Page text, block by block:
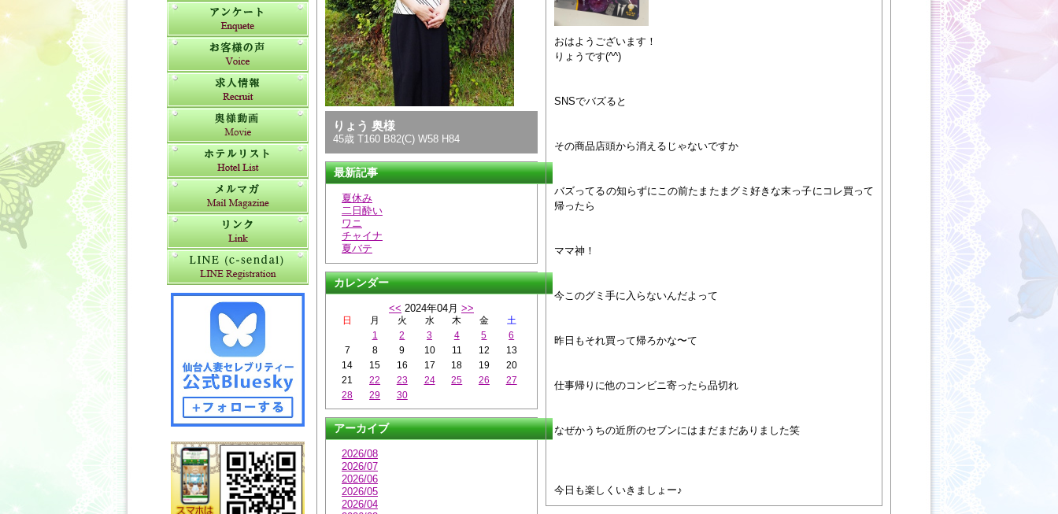
りょう 奥様
45歳 T160 B82(C) W58 H84
最新記事
夏休み
二日酔い
ワニ
チャイナ
夏バテ
カレンダー
<< 2024年04月 >>
日 月 火 水 木 金
土
1
2 3 4 5
6
7
8 9 10 11 12
13
14
15 16 17 18 19
20
21
22 23 24 25 26
27
28
29 30
アーカイブ
2026/08
2026/07
2026/06
2026/05
2026/04
おはようございます！
りょうです(^^)
SNSでバズると
その商品店頭から消えるじゃないですか
バズってるの知らずにこの前たまたまグミ好きな末っ子にコレ買って
帰ったら
ママ神！
今このグミ手に入らないんだよって
昨日もそれ買って帰ろかな〜て
仕事帰りに他のコンビニ寄ったら品切れ
なぜかうちの近所のセブンにはまだまだありました笑
今日も楽しくいきましょー♪